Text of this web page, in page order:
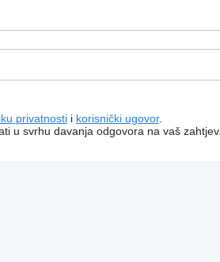
privatnostii korisnički ugovor.
​​u svrhu davanja odgovora na vaš zahtjev.